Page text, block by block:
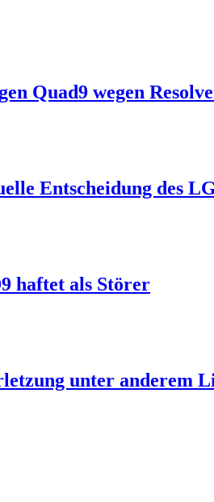
Quad9 wegen
Entscheidung des
haftet als Störer
unter anderem